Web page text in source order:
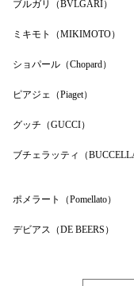
ブルガリ（BVLGARI）
ミキモト（MIKIMOTO）
ショパール（Chopard）
ピアジェ（Piaget）
グッチ（GUCCI）
ブチェラッティ（
ポメラート（Pomellato）
デビアス（DE BEERS）